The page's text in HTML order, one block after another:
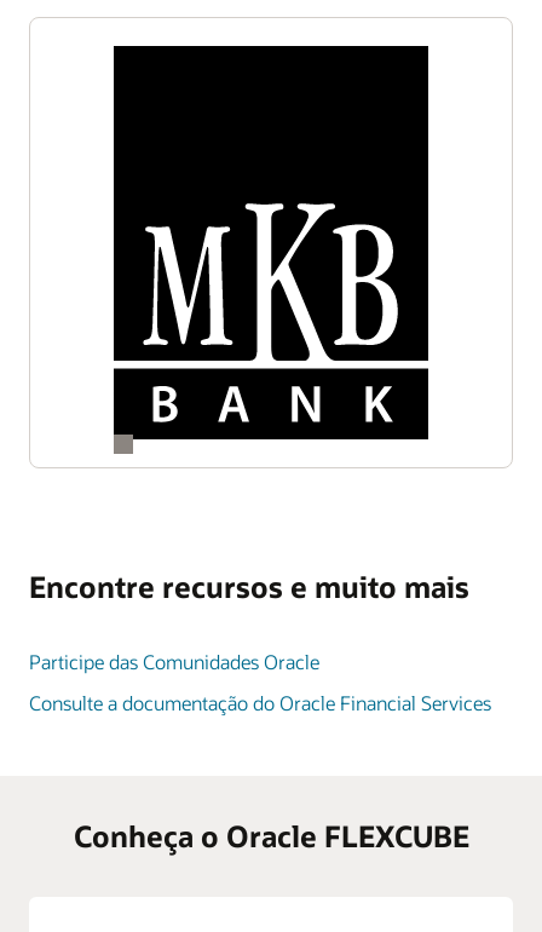
Encontre recursos e muito mais
Participe das Comunidades Oracle
Consulte a documentação do Oracle Financial Services
Conheça o Oracle FLEXCUBE